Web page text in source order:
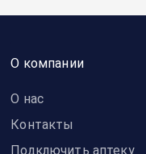
О компании
О нас
Контакты
Подключить аптеку